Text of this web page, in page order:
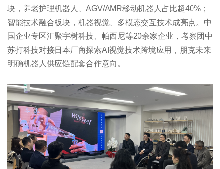
块，养老护理机器人、AGV/AMR移动机器人占比超40%；
智能技术融合板块，机器视觉、多模态交互技术成亮点。中
国企业专区汇聚宇树科技、帕西尼等20余家企业，考察团中
苏打科技对接日本厂商探索AI视觉技术跨境应用，朋克未来
明确机器人供应链配套合作意向。